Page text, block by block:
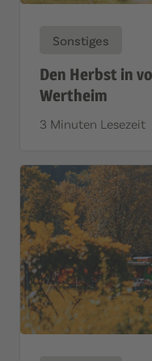
Sonstiges
Den Herbst in
Wertheim
3 Minuten Lesezeit